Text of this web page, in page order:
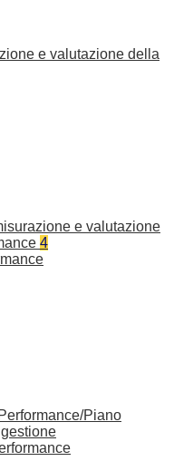
e valutazione della
e valutazione
4
Piano